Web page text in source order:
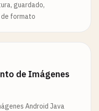
guardado,
de formato
de Imágenes
Android Java